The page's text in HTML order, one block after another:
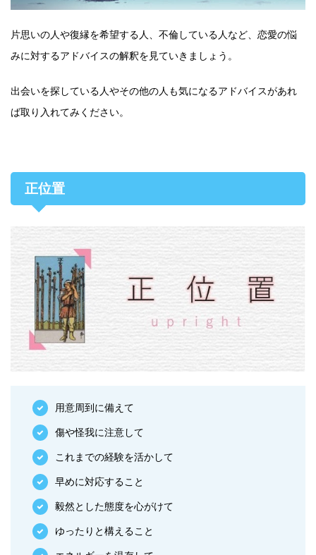
片思いの人や復縁を希望する人、不倫している人など、恋愛の悩
みに対するアドバイスの解釈を見ていきましょう。
出会いを探している人やその他の人も気になるアドバイスがあれ
ば取り入れてみください。
正位置
用意周到に備えて
傷や怪我に注意して
これまでの経験を活かして
早めに対応すること
毅然とした態度を心がけて
ゆったりと構えること